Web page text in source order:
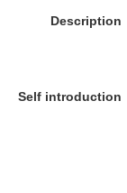
Description
Self introduction